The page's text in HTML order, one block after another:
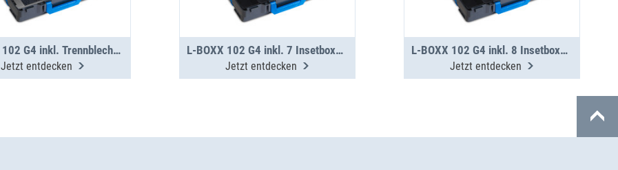
L-BOXX 102 G4 inkl. Trennblechset 3F
Jetzt entdecken
L-BOXX 102 G4 inkl. 7 Insetboxen H63
Jetzt entdecken
L-BOXX 102 G4 inkl. 8 Insetboxen H63
Jetzt entdecken